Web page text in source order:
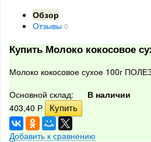
Обзор
Отзывы 0
Купить Молоко кокосовое
Молоко кокосовое сухое 100г
Основной склад:
В наличии
403,40 Р
Добавить к сравнению